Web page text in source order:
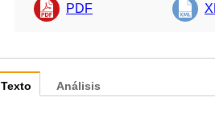
PDF
Texto Análisis